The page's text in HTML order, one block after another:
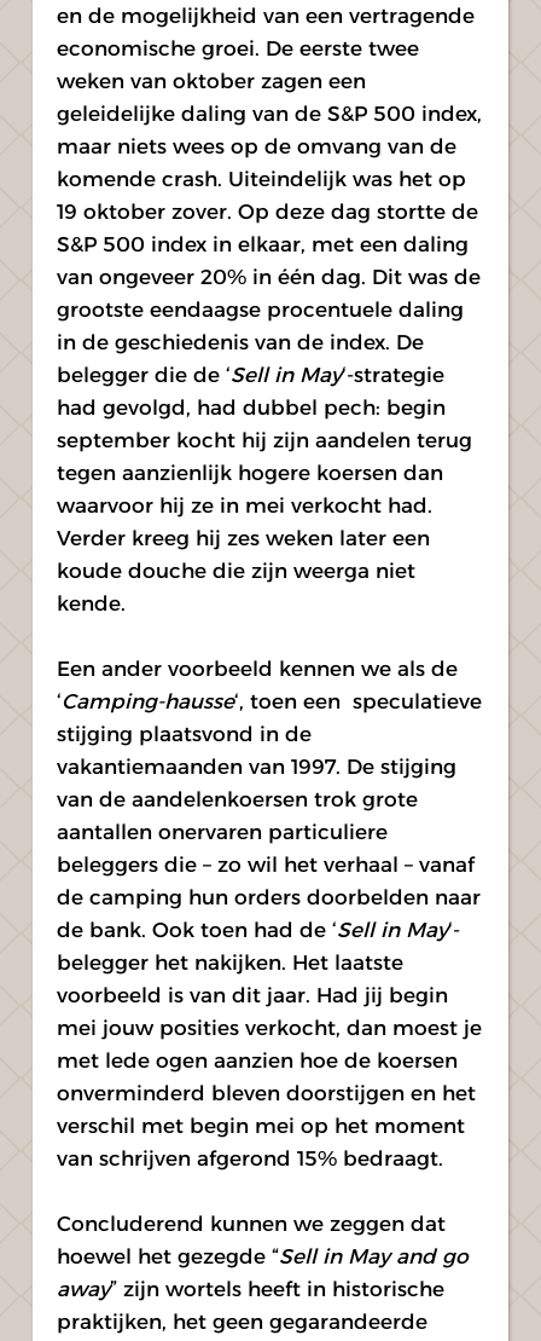
en de mogelijkheid van een vertragende
economische groei. De eerste twee
weken van oktober zagen een
geleidelijke daling van de S&P 500 index,
maar niets wees op de omvang van de
komende crash. Uiteindelijk was het op
19 oktober zover. Op deze dag stortte de
S&P 500 index in elkaar, met een daling
van ongeveer 20% in één dag. Dit was de
grootste eendaagse procentuele daling
in de geschiedenis van de index. De
belegger die de ‘Sell in May‘-strategie
had gevolgd, had dubbel pech: begin
september kocht hij zijn aandelen terug
tegen aanzienlijk hogere koersen dan
waarvoor hij ze in mei verkocht had.
Verder kreeg hij zes weken later een
koude douche die zijn weerga niet
kende.
Een ander voorbeeld kennen we als de
‘Camping-hausse‘, toen een  speculatieve
stijging plaatsvond in de
vakantiemaanden van 1997. De stijging
van de aandelenkoersen trok grote
aantallen onervaren particuliere
beleggers die – zo wil het verhaal – vanaf
de camping hun orders doorbelden naar
de bank. Ook toen had de ‘Sell in May‘-
belegger het nakijken. Het laatste
voorbeeld is van dit jaar. Had jij begin
mei jouw posities verkocht, dan moest je
met lede ogen aanzien hoe de koersen
onverminderd bleven doorstijgen en het
verschil met begin mei op het moment
van schrijven afgerond 15% bedraagt.
Concluderend kunnen we zeggen dat
hoewel het gezegde “Sell in May and go
away” zijn wortels heeft in historische
praktijken, het geen gegarandeerde